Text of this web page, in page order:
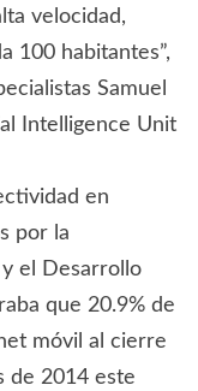
velocidad,
100 habitantes”,
Samuel
Intelligence Unit
en
por la
el Desarrollo
que 20.9% de
móvil al cierre
de 2014 este